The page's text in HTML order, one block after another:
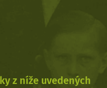
z níže uvedených